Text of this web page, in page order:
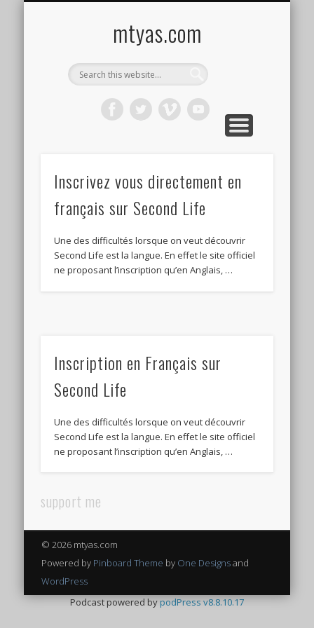
mtyas.com
Inscrivez vous directement en
français sur Second Life
Une des difficultés lorsque on veut découvrir
Second Life est la langue. En effet le site officiel
ne proposant l’inscription qu’en Anglais, …
Inscription en Français sur
Second Life
Une des difficultés lorsque on veut découvrir
Second Life est la langue. En effet le site officiel
ne proposant l’inscription qu’en Anglais, …
support me
© 2026 mtyas.com
Powered by Pinboard Theme by One Designsand
WordPress
Podcast powered by podPress v8.8.10.17